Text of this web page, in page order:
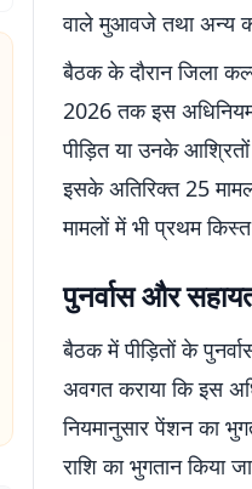
वाले मुआवजे तथा अन्य
बैठक के दौरान जिला
2026 तक इस
पीड़ित या उनके
इसके अतिरिक्त 25
मामलों में भी प्रथम
पुनर्वास और
बैठक में पीड़ितों के
अवगत कराया कि इस
नियमानुसार पेंशन का
राशि का भुगतान किया